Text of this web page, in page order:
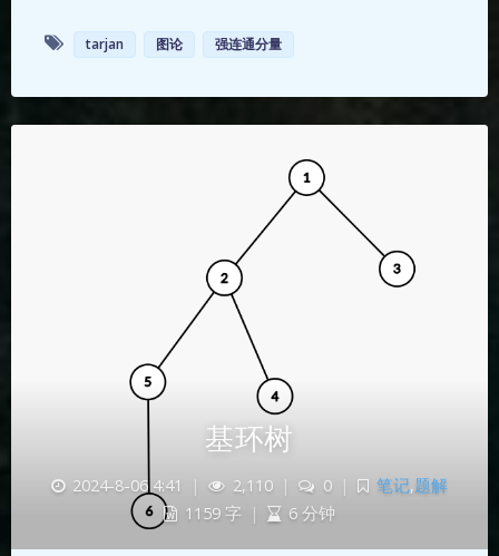
tarjan 图论 强连通分量
基环树
2024-8-06 4:41 | 2,110 | 0 | 笔记,题解
1159 字
| 6 分钟